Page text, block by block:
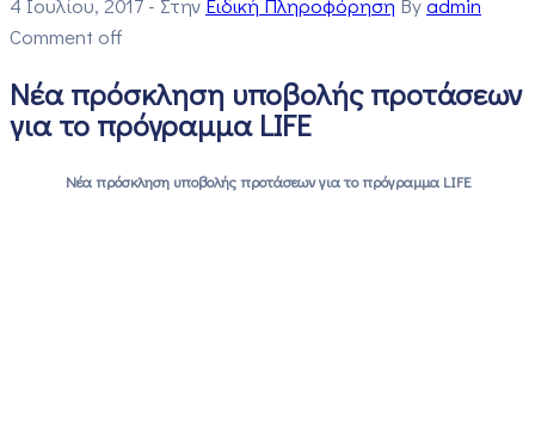
Comment off
Νέα πρόσκληση υποβολής προτάσεων
για το πρόγραμμα LIFE
Νέα πρόσκληση υποβολής προτάσεων για το πρόγραμμα LIFE